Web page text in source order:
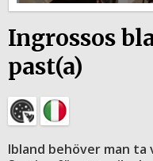
Ingrossos
past(a)
Ibland behöver man ta